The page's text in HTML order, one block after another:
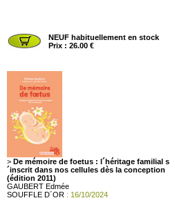
NEUF habituellement en stock
Prix : 26.00 €
> De mémoire de foetus : l´héritage familial s
´inscrit dans nos cellules dès la conception
(édition 2011)
GAUBERT Edmée
SOUFFLE D´OR : 16/10/2024